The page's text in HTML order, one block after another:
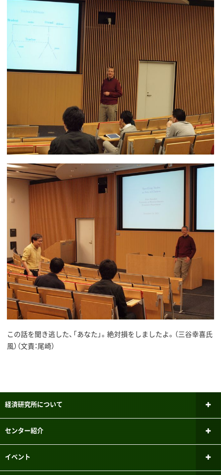
この話を聞き逃した、「あなた」。絶対損をしましたよ。（三谷幸喜氏
風）（文責：尾崎）
経済研究所について
所長あいさつ
センター紹介
ファイナンシャル・ジェロントロジー
イベント